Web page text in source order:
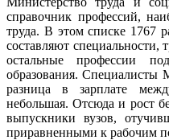
справочник профессий,
труда. В этом списке 1767
составляют специальности,
остальные профессии
образования. Специалисты
разница в зарплате
небольшая. Отсюда и рост
выпускники вузов,
приравненными к рабочим